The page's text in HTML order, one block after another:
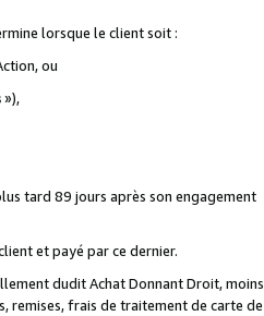
lorsque le client soit :
ou
»),
tard 89 jours après son engagement
et payé par ce dernier.
dudit Achat Donnant Droit, moins
remises, frais de traitement de carte de